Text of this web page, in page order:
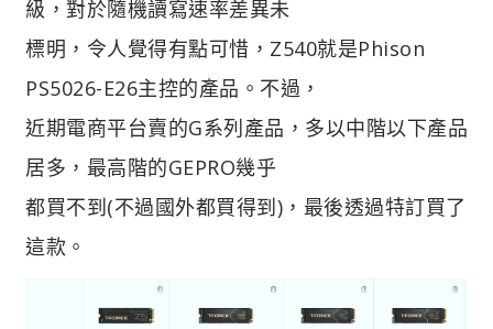
級，對於隨機讀寫速率差異未
標明，令人覺得有點可惜，Z540就是Phison
PS5026-E26主控的產品。不過，
近期電商平台賣的G系列產品，多以中階以下產品
居多，最高階的GEPRO幾乎
都買不到(不過國外都買得到)，最後透過特訂買了
這款。